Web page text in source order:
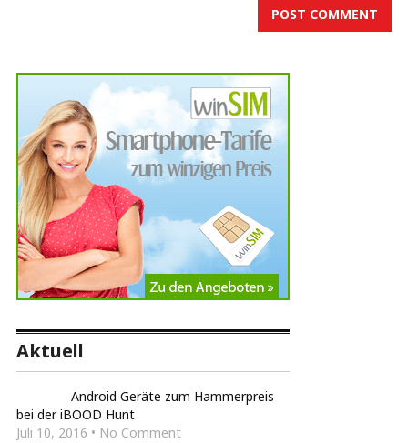
Aktuell
Android Geräte zum Hammerpreis
bei der iBOOD Hunt
Juli 10, 2016 • No Comment